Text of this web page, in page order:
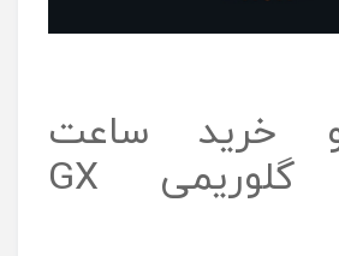
خرید ساعت
هوشمند گلوریمی GX